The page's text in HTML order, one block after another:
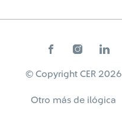
© Copyright CER 2026
Otro más de ilógica